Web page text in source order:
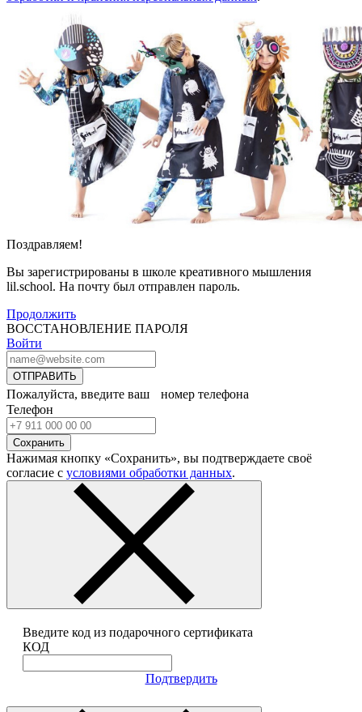
Поздравляем!
Вы зарегистрированы в школе креативного мышления
lil.school. На почту был отправлен пароль.
Продолжить
ВОССТАНОВЛЕНИЕ ПАРОЛЯ
Войти
ОТПРАВИТЬ
Пожалуйста, введите ваш номер телефона
Телефон
Сохранить
Нажимая кнопку «Сохранить», вы подтверждаете своё
согласие с условиями обработки данных.
Введите код из подарочного сертификата
КОД
Подтвердить